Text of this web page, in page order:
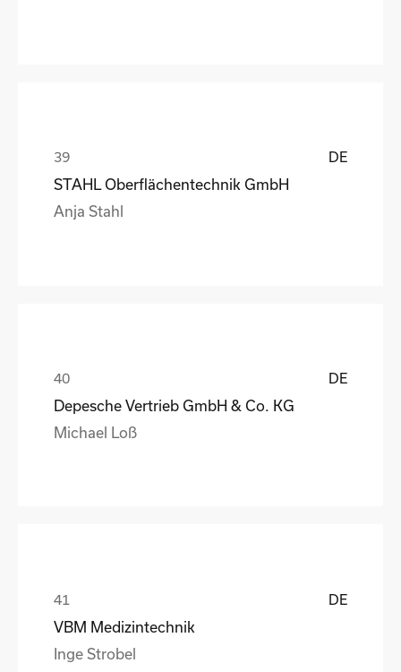
DE
STAHL Oberflächentechnik GmbH
Anja Stahl
DE
Depesche Vertrieb GmbH & Co. KG
Michael Loß
DE
VBM Medizintechnik
Inge Strobel